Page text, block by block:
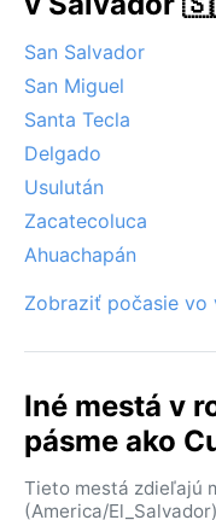
San Salvador
San Miguel
Santa Tecla
Delgado
Usulután
Zacatecoluca
Ahuachapán
Zobraziť počasie vo
Iné mestá v
pásme ako
Tieto mestá zdieľajú
(America/